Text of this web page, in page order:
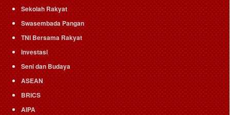
Sekolah Rakyat
Swasembada Pangan
TNI Bersama Rakyat
Investasi
Seni dan Budaya
ASEAN
BRICS
AIPA